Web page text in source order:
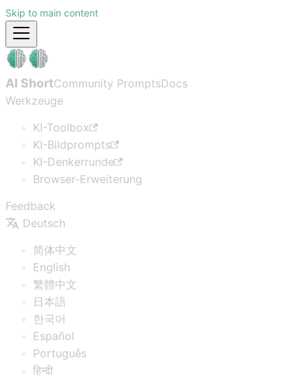
Skip to main content
AI ShortCommunity PromptsDocs
Werkzeuge
KI-Toolbox
KI-Bildprompts
KI-Denkerrunde
Browser-Erweiterung
Feedback
Deutsch
简体中文
English
繁體中文
日本語
한국어
Español
Português
हिन्दी